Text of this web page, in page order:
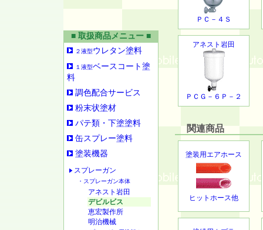
ＰＣ－４Ｓ
アネスト岩田
ＰＣＧ－６Ｐ－２
関連商品
塗装用エアホース
ヒットホース他
■ 取扱商品メニュー ■
２液型ウレタン塗料
１液型ベースコート塗
料
調色配合サービス
粉末状塗材
パテ類・下塗塗料
缶スプレー塗料
塗装機器
スプレーガン
・スプレーガン本体
アネスト岩田
デビルビス
恵宏製作所
明治機械